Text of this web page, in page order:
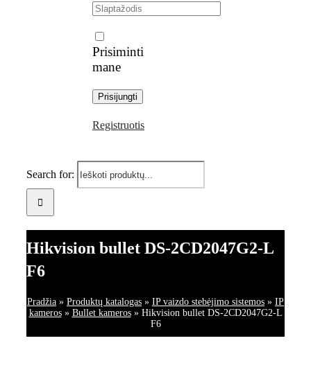
Prisiminti
mane
Registruotis
Search for:
Hikvision bullet DS-2CD2047G2-L
F6
Pradžia » Produktų katalogas » IP vaizdo stebėjimo sistemos » IP
kameros» Bullet kameros» Hikvision bullet DS-2CD2047G2-L
F6